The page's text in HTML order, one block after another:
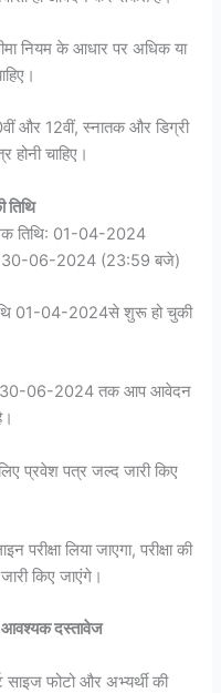
नियम के आधार पर अधिक या
और 12वीं, स्नातक और डिग्री
चाहिए।
तिथि: 01-04-2024
30-06-2024 (23:59 बजे)
01-04-2024से शुरू हो चुकी
30-06-2024 तक आप आवेदन
लिए प्रवेश पत्र जल्द जारी किए
परीक्षा लिया जाएगा, परीक्षा की
किए जाएंगे।
आवश्यक दस्तावेज
फोटो और अभ्यर्थी की